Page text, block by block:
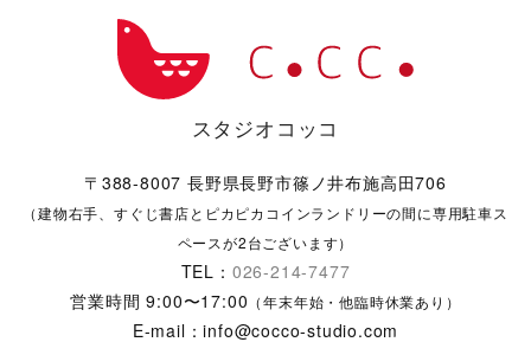
スタジオコッコ
〒388-8007 長野県長野市篠ノ井布施高田706
（建物右手、すぐじ書店とピカピカコインランドリーの間に専用駐車ス
ペースが2台ございます）
TEL： 026-214-7477
営業時間 9:00〜17:00 （年末年始・他臨時休業あり）
E-mail：info@cocco-studio.com